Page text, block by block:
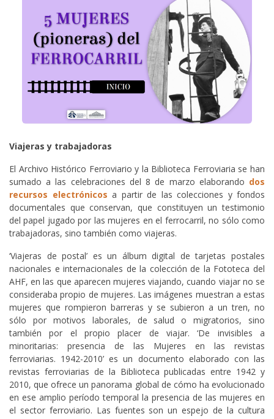
Viajeras y trabajadoras
El Archivo Histórico Ferroviario y la Biblioteca Ferroviaria se han
sumado a las celebraciones del 8 de marzo elaborando dos
recursos electrónicos a partir de las colecciones y fondos
documentales que conservan, que constituyen un testimonio
del papel jugado por las mujeres en el ferrocarril, no sólo como
trabajadoras, sino también como viajeras.
‘Viajeras de postal’ es un álbum digital de tarjetas postales
nacionales e internacionales de la colección de la Fototeca del
AHF, en las que aparecen mujeres viajando, cuando viajar no se
consideraba propio de mujeres. Las imágenes muestran a estas
mujeres que rompieron barreras y se subieron a un tren, no
sólo por motivos laborales, de salud o migratorios, sino
también por el propio placer de viajar. ‘De invisibles a
minoritarias: presencia de las Mujeres en las revistas
ferroviarias. 1942-2010’ es un documento elaborado con las
revistas ferroviarias de la Biblioteca publicadas entre 1942 y
2010, que ofrece un panorama global de cómo ha evolucionado
en ese amplio período temporal la presencia de las mujeres en
el sector ferroviario. Las fuentes son un espejo de la cultura